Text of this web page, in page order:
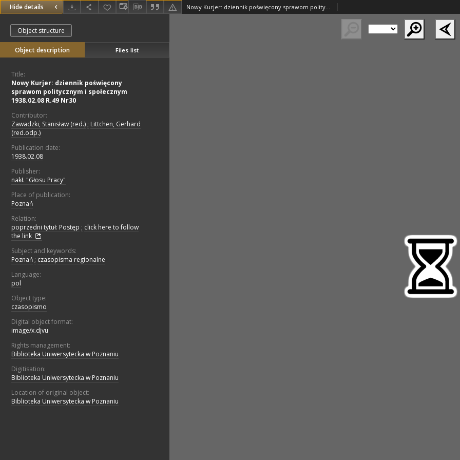
Hide details Nowy Kurjer: dziennik poświęcony sprawom politycznym i społecznym 1938.02.08 R.49 Nr30
Object structure
Object description Files list
Title:
Nowy Kurjer: dziennik poświęcony
sprawom politycznym i społecznym
1938.02.08 R.49 Nr30
Contributor:
Zawadzki, Stanisław (red.) ; Littchen, Gerhard
(red.odp.)
Publication date:
1938.02.08
Publisher:
nakł. "Głosu Pracy"
Place of publication:
Poznań
Relation:
poprzedni tytuł: Postęp ; click here to follow
the link
Subject and keywords:
Poznań ; czasopisma regionalne
Language:
pol
Object type:
czasopismo
Digital object format:
image/x.djvu
Rights management:
Biblioteka Uniwersytecka w Poznaniu
Digitisation:
Biblioteka Uniwersytecka w Poznaniu
Location of original object:
Biblioteka Uniwersytecka w Poznaniu